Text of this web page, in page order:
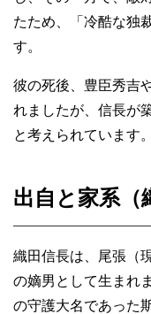
たため、「冷酷な独
す。
彼の死後、豊臣秀吉
れましたが、信長が
と考えられています。
出自と家系（
織田信長は、尾張（
の嫡男として生まれ
の守護大名であった